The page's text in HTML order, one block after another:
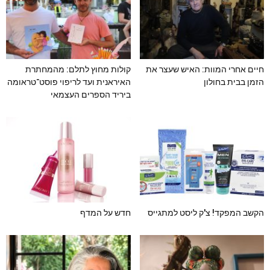
חיים אחרי המוות: האיש שעצר את
הזמן בבית בחולון
קולות מחוץ לתלם: מהמחתרת
האיראנית ועד לריפוי פוסט־טראומה
ביריד הספרים העצמאי
הקשב המפקד! צ'ק ליסט למתגייס חדש על המדף